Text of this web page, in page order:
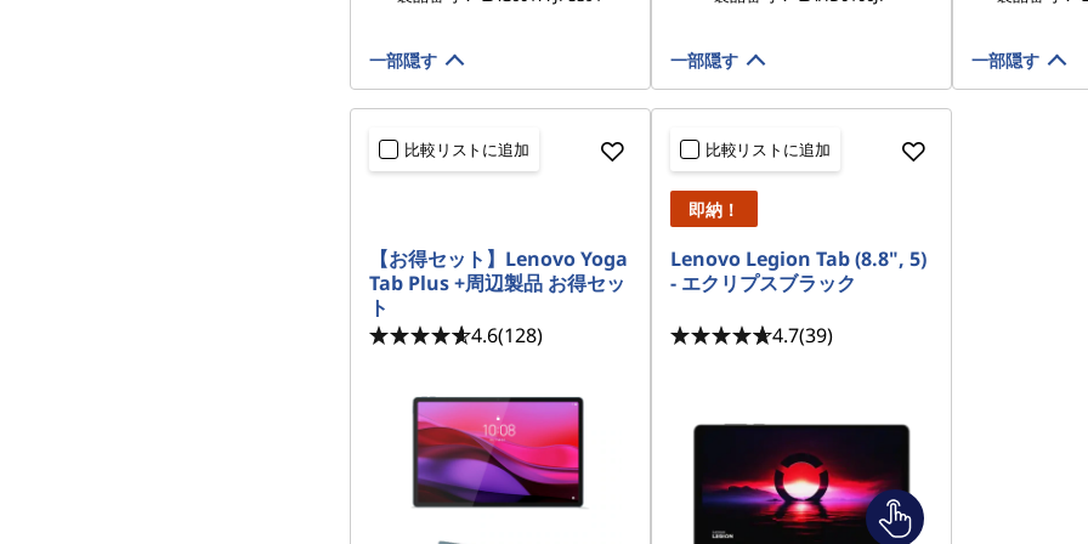
一部隠す 一部隠す 一部隠す
比較リストに追加
【お得セット】Lenovo Yoga
Tab Plus +周辺製品 お得セッ
ト
4.6(128)
比較リストに追加
即納！
Lenovo Legion Tab (8.8", 5)
- エクリプスブラック
4.7(39)